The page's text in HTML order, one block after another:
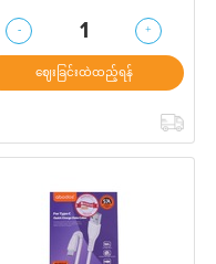
- 1
+
ဈေးခြင်းထဲထည့်ရန်